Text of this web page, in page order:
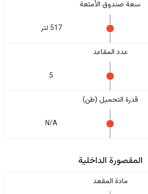
سعة صندوق الأمتعة
517 لتر
عدد المقاعد
5
قدرة التحميل (طن)
N/A
المقصورة الداخلية
مادة المقعد